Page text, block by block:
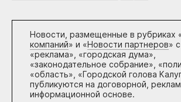
Новости, размещенные в рубриках
компаний» и «Новости партнеров»
«реклама», «городская дума»,
«законодательное собрание»,
«область», «Городской голова
публикуются на договорной,
информационной основе.